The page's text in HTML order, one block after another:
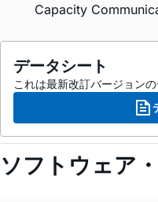
Capacity
データシート
これは最新改訂バージョンの
ソフトウェア